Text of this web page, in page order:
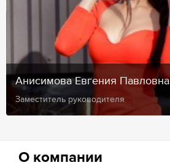
Анисимова Евгения Павловна
Заместитель руководителя
О компании